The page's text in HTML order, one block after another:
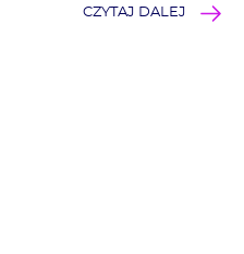
CZYTAJ DALEJ